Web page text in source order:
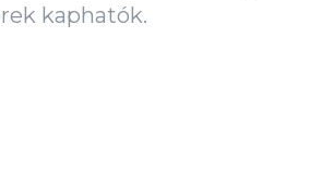
kaphatók.